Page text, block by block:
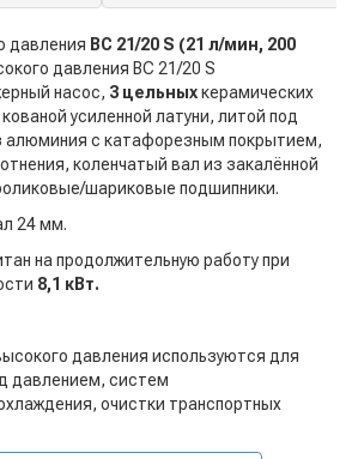
давления BC 21/20 S (21 л/мин, 200
давления BC 21/20 S
насос, 3 цельныхкерамических
усиленной латуни, литой под
алюминия с катафорезным покрытием,
коленчатый вал из закалённой
шариковые подшипники.
24 мм.
на продолжительную работу при
8,1 кВт.
давления используются для
давлением, систем
очистки транспортных